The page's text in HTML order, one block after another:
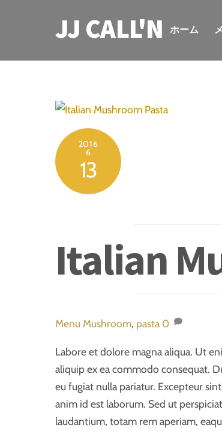
JJ CALL'N ホーム
2016
6
13
Italian
Menu Mushroom, pasta 0
Labore et dolore magna aliqua. Ut
aliquip ex ea commodo consequat.
eu fugiat nulla pariatur. Excepteur
anim id est laborum. Sed ut
laudantium, totam rem aperiam,